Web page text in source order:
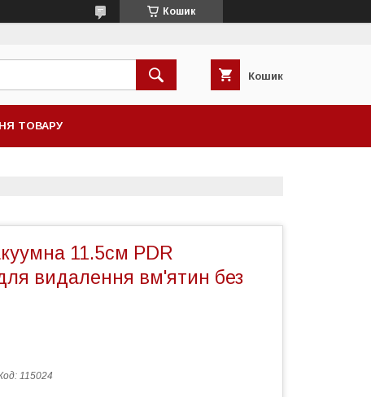
Кошик
Кошик
ТОВАРУ
11.5см PDR
видалення вм'ятин без
115024